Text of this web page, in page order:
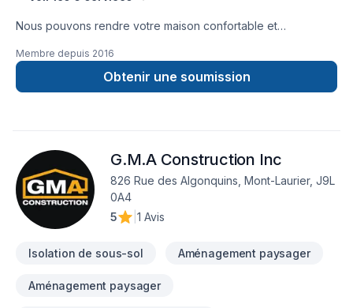
Nous pouvons rendre votre maison confortable et
cellulose. Nous sommes en affaires depuis 1992.
Membre depuis 2016
Obtenir une soumission
G.M.A Construction Inc
826 Rue des Algonquins, Mont-Laurier, J9L
0A4
5
1 Avis
Isolation de sous-sol Aménagement paysager
Aménagement paysager